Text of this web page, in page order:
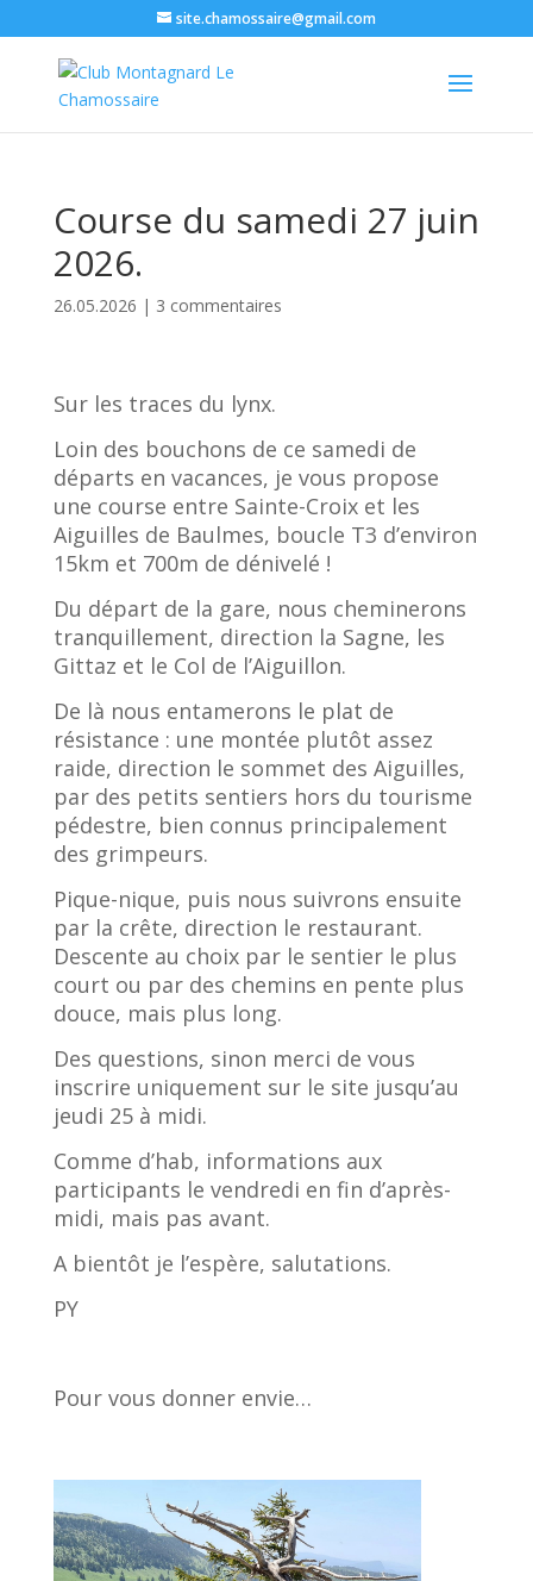
site.chamossaire@gmail.com
Course du samedi 27 juin
2026.
26.05.2026 | 3 commentaires
Sur les traces du lynx.
Loin des bouchons de ce samedi de
départs en vacances, je vous propose
une course entre Sainte-Croix et les
Aiguilles de Baulmes, boucle T3 d’environ
15km et 700m de dénivelé !
Du départ de la gare, nous cheminerons
tranquillement, direction la Sagne, les
Gittaz et le Col de l’Aiguillon.
De là nous entamerons le plat de
résistance : une montée plutôt assez
raide, direction le sommet des Aiguilles,
par des petits sentiers hors du tourisme
pédestre, bien connus principalement
des grimpeurs.
Pique-nique, puis nous suivrons ensuite
par la crête, direction le restaurant.
Descente au choix par le sentier le plus
court ou par des chemins en pente plus
douce, mais plus long.
Des questions, sinon merci de vous
inscrire uniquement sur le site jusqu’au
jeudi 25 à midi.
Comme d’hab, informations aux
participants le vendredi en fin d’après-
midi, mais pas avant.
A bientôt je l’espère, salutations.
PY
Pour vous donner envie…